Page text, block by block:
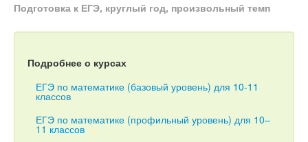
Вебинары
Книги
Игры
Учитель
Подготовка к ЕГЭ, круглый год, произвольный темп
Подробнее о курсах
ЕГЭ по математике (базовый уровень) для 10-11
классов
ЕГЭ по математике (профильный уровень) для 10–
11 классов